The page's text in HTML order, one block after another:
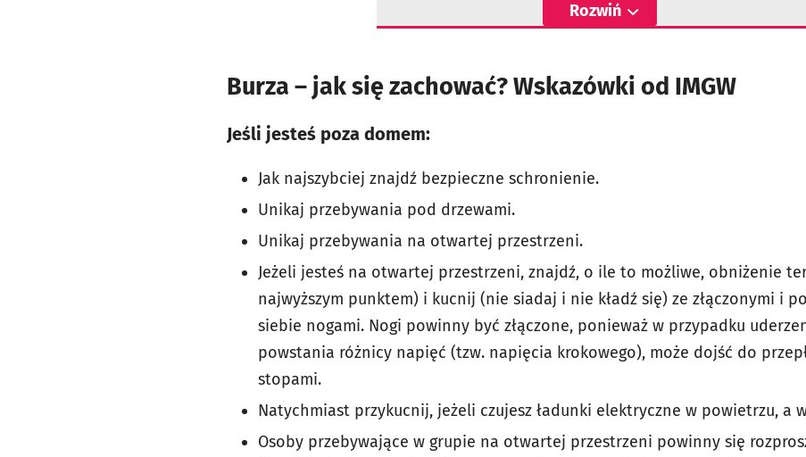
Rozwiń
Burza – jak się zachować? Wskazówki od IMGW
Jeśli jesteś poza domem:
Jak najszybciej znajdź bezpieczne schronienie.
Unikaj przebywania pod drzewami.
Unikaj przebywania na otwartej przestrzeni.
Jeżeli jesteś na otwartej przestrzeni, znajdź, o ile to możliwe, obniżenie
najwyższym punktem) i kucnij (nie siadaj i nie kładź się) ze złączonymi i
siebie nogami. Nogi powinny być złączone, ponieważ w przypadku
powstania różnicy napięć (tzw. napięcia krokowego), może dojść do
stopami.
Natychmiast przykucnij, jeżeli czujesz ładunki elektryczne w powietrzu, a
Osoby przebywające w grupie na otwartej przestrzeni powinny się